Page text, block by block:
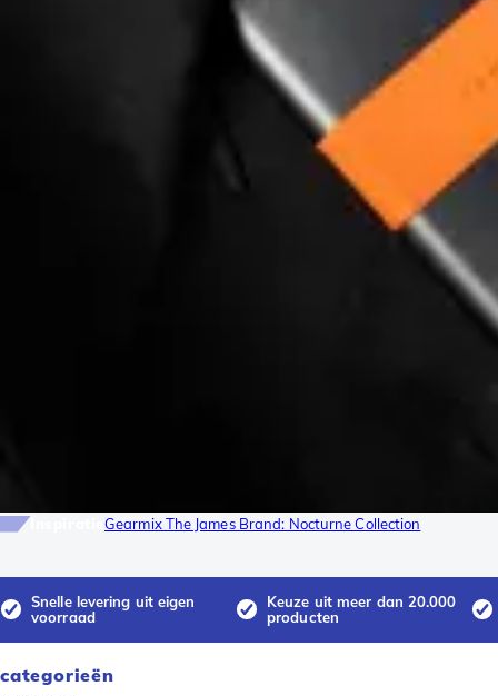
Gearmix The James Brand: Nocturne Collection
Snelle levering uit eigen
voorraad
Keuze uit meer dan 20.000
producten
categorieën